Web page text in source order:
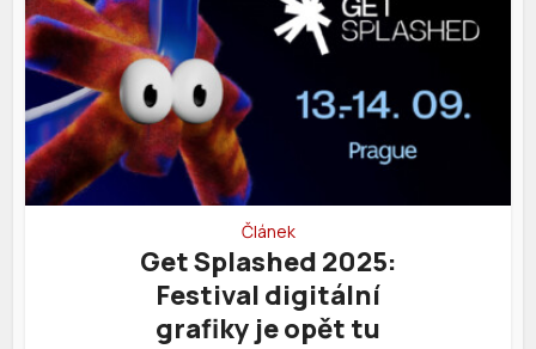
Článek
Get Splashed 2025:
Festival digitální
grafiky je opět tu